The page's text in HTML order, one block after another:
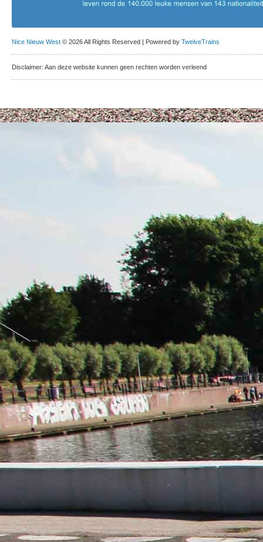
Nice Nieuw West © 2026 All Rights Reserved | Powered by TwelveTrains
Disclaimer: Aan deze website kunnen geen rechten worden verleend